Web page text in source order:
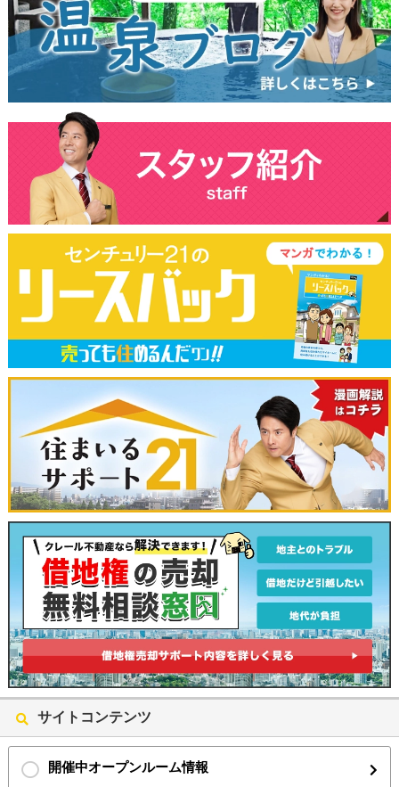
3,980万円
台東区今戸2丁目
東京メトロ日比谷線線南千住駅/徒
歩18分
3，000万円台で叶える浅草ライフ！隅田川近く、自転車
で雷門もすぐそこ。 窓辺に「カフェコーナー」を設け
た、遊び心あふれるリノベ2LDK。
マンション
4,980万円
埼玉県志木市幸町3丁目
東武東上線線志木駅/徒歩12分
志木駅徒歩12分！南東向き角部屋・2面採光で明るい95.4
平米広々4LDK
シーズウィッシュ志木
マンション
7,980万円
荒川区東日暮里4丁目
東京メトロ日比谷線線三ノ輪駅/徒
歩10分
陽当たり良好な南東向き9階角部屋2面採光！2駅・5路線
利用可能な3LDK
ライオンズ鶯谷マークスフォート
マンション
9,990万円
台東区竜泉2丁目
東京メトロ日比谷線線三ノ輪駅/徒
歩6分
スカイツリー×隅田川花火を望む、リノベーション完了済
みの18階3LDK！！
東京ビューマークス
サイトコンテンツ
開催中オープンルーム情報